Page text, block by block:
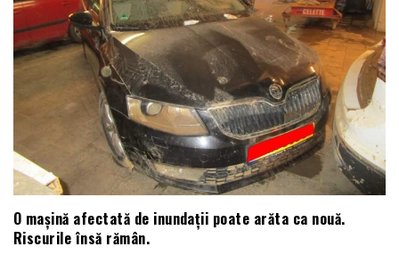
O mașină afectată de inundații poate arăta ca nouă.
Riscurile însă rămân.